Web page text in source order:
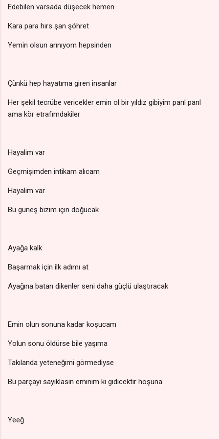
Edebilen varsada düşecek hemen
Kara para hırs şan şöhret
Yemin olsun arınıyom hepsinden
Çünkü hep hayatıma giren insanlar
Her şekil tecrübe vericekler emin ol bir yıldız gibiyim parıl parıl
ama kör etrafımdakiler
Hayalim var
Geçmişimden intikam alıcam
Hayalim var
Bu güneş bizim için doğucak
Ayağa kalk
Başarmak için ilk adımı at
Ayağına batan dikenler seni daha güçlü ulaştıracak
Emin olun sonuna kadar koşucam
Yolun sonu öldürse bile yaşıma
Takılanda yeteneğimi görmediyse
Bu parçayı sayıklasın eminim ki gidicektir hoşuna
Yeeğ